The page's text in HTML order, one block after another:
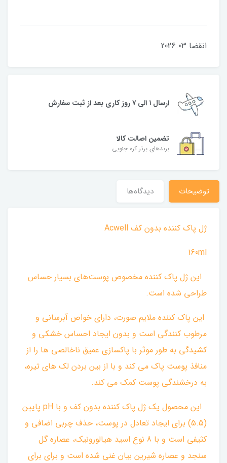
انقضا 2026.03
ارسال ۱ الی ۷ روز کاری بعد از ثبت سفارش
تضمین اصالت کالا
برندهای برتر کره جنوبی
توضیحات دیدگاه‌ها
ژل پاک کننده بدون کف Acwell
160ml
‌ این ژل پاک کننده مخصوص پوست‌های بسیار حساس
طراحی شده است.
این پاک کننده ملایم صورت، دارای خواص آبرسانی و
مرطوب کنندگی است و بدون ایجاد احساس خشکی و
کشیدگی به طور موثر با پاکسازی عمیق ناخالصی ها را از
منافذ پوست پاک می کند و با از بین بردن لک های تیره،
به درخشندگی پوست کمک می کند.
‌ این محصول یک ژل پاک کننده بدون کف و با pH پایین
(5.5) برای ایجاد تعادل در پوست، حذف چربی اضافی و
کثیفی است و با 8 نوع اسید هیالورونیک، عصاره گل
سنجد و عصاره شیرین بیان غنی شده است و برای برای